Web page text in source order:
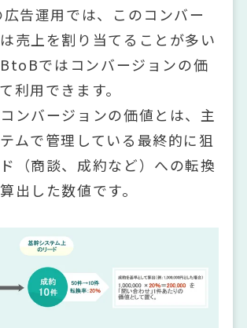
広告運用では、このコンバー
売上を割り当てることが多い
ではコンバージョンの価
利用できます。
ンバージョンの価値とは、主
ムで管理している最終的に狙
（商談、成約など）への転換
出した数値です。